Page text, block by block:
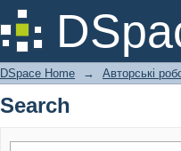
Search
DSpace Home → Авторські
Search